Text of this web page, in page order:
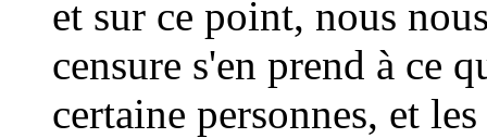
et sur ce point, nous
censure s'en prend à ce
certaine personnes, et